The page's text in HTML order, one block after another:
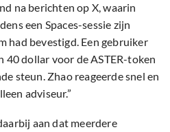
na berichten op X, waarin
een Spaces-sessie zijn
had bevestigd. Een gebruiker
40 dollar voor de ASTER-token
steun. Zhao reageerde snel en
adviseur.”
aan dat meerdere